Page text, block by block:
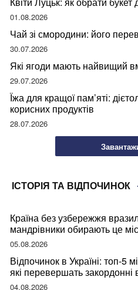
01.08.2026
Чай зі смородини: його
30.07.2026
Які ягоди мають найвищий
29.07.2026
Їжа для кращої пам’яті:
корисних продуктів
28.07.2026
ІСТОРІЯ ТА ВІДПОЧИНОК
Країна без узбережжя
мандрівники обирають це
05.08.2026
Відпочинок в Україні: топ-5
які перевершать
04.08.2026